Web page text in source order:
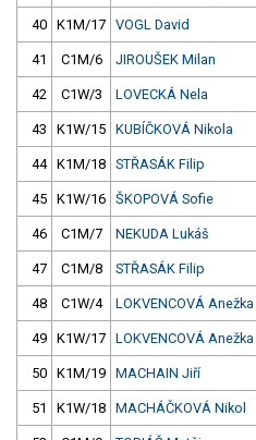
40 K1M/17 VOGL David
41 C1M/6 JIROUŠEK Milan
42 C1W/3 LOVECKÁ Nela
43 K1W/15 KUBÍČKOVÁ Nikola
44 K1M/18 STŘASÁK Filip
45 K1W/16 ŠKOPOVÁ Sofie
46 C1M/7 NEKUDA Lukáš
47 C1M/8 STŘASÁK Filip
48 C1W/4 LOKVENCOVÁ Anežka
49 K1W/17 LOKVENCOVÁ Anežka
50 K1M/19 MACHAIN Jiří
51 K1W/18 MACHÁČKOVÁ Nikol